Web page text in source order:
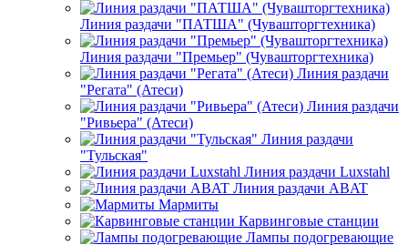
Линия раздачи "ПАТША" (Чувашторгтехника)
Линия раздачи "Премьер" (Чувашторгтехника)
Линия раздачи
"Регата" (Атеси)
Линия раздачи
"Ривьера" (Атеси)
Линия раздачи
"Тульская"
Линия раздачи Luxstahl
Линия раздачи ABAT
Мармиты
Карвинговые станции
Лампы подогревающие